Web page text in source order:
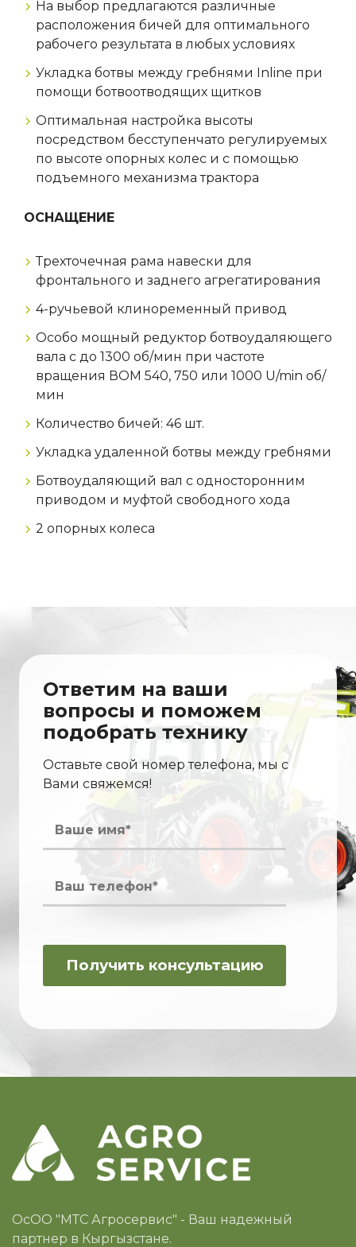
На выбор предлагаются различные
расположения бичей для оптимального
рабочего результата в любых условиях
Укладка ботвы между гребнями Inline при
помощи ботвоотводящих щитков
Оптимальная настройка высоты
посредством бесступенчато регулируемых
по высоте опорных колес и с помощью
подъемного механизма трактора
ОСНАЩЕНИЕ
Трехточечная рама навески для
фронтального и заднего агрегатирования
4-ручьевой клиноременный привод
Особо мощный редуктор ботвоудаляющего
вала с до 1300 об/мин при частоте
вращения ВОМ 540, 750 или 1000 U/min об/
мин
Количество бичей: 46 шт.
Укладка удаленной ботвы между гребнями
Ботвоудаляющий вал с односторонним
приводом и муфтой свободного хода
2 опорных колеса
Ответим на ваши
вопросы и поможем
подобрать технику
Оставьте свой номер телефона, мы с
Вами свяжемся!
ОсОО "МТС Агросервис" - Ваш надежный
партнер в Кыргызстане.